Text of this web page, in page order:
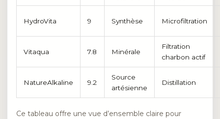
HydroVita 9 Synthèse Microfiltration
Vitaqua 7.8 Minérale
Filtration
charbon actif
NatureAlkaline 9.2
Source
artésienne
Distillation
Ce tableau offre une vue d’ensemble claire pour